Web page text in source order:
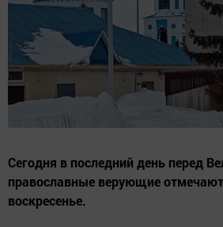
Сегодня в последний день перед
православные верующие
воскресенье.